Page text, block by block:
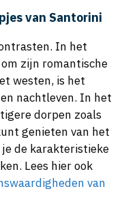
zijn romantische
westen, is het
nachtleven. In het
dorpen zoals
genieten van het
de karakteristieke
Lees hier ook
van